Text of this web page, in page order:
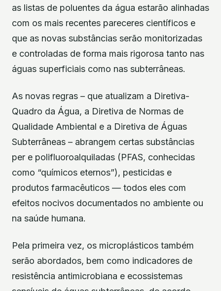
as listas de poluentes da água estarão alinhadas
com os mais recentes pareceres científicos e
que as novas substâncias serão monitorizadas
e controladas de forma mais rigorosa tanto nas
águas superficiais como nas subterrâneas.
As novas regras – que atualizam a Diretiva-
Quadro da Água, a Diretiva de Normas de
Qualidade Ambiental e a Diretiva de Águas
Subterrâneas – abrangem certas substâncias
per e polifluoroalquiladas (PFAS, conhecidas
como “químicos eternos”), pesticidas e
produtos farmacêuticos — todos eles com
efeitos nocivos documentados no ambiente ou
na saúde humana.
Pela primeira vez, os microplásticos também
serão abordados, bem como indicadores de
resistência antimicrobiana e ecossistemas